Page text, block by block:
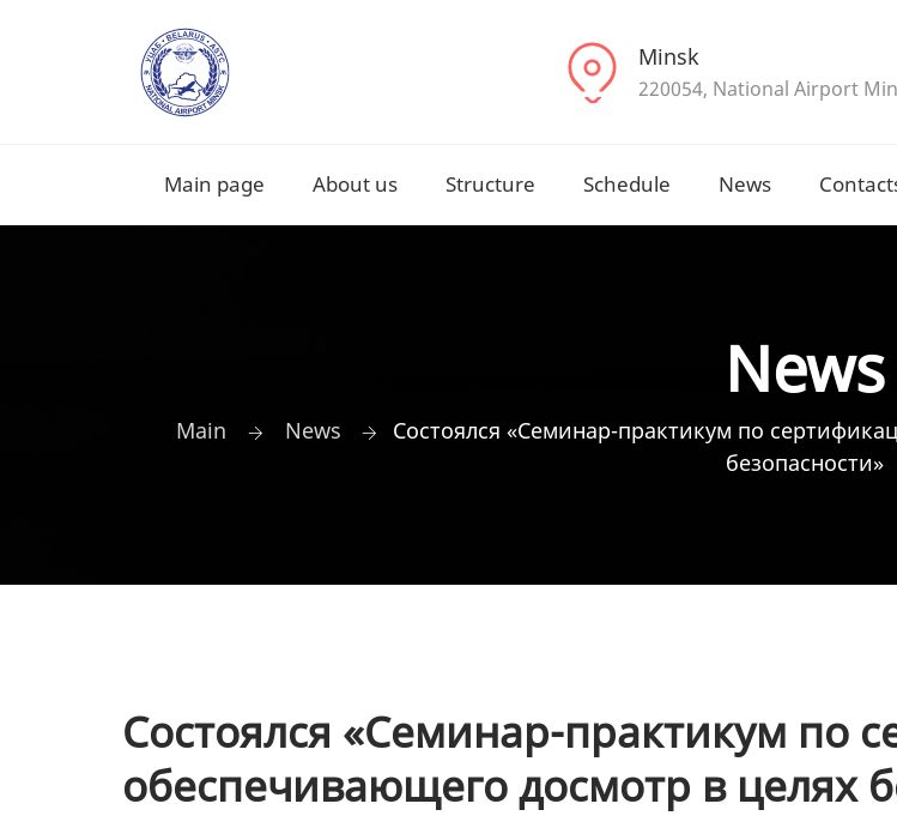
Minsk
220054, National Airport
Main page About us Structure Schedule News
News
Main News
Состоялся «Семинар-практикум по
безопасности»
Состоялся «Семинар-практикум по
обеспечивающего досмотр в целях